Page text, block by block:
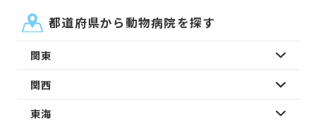
都道府県から動物病院を探す
関東
関西
東海